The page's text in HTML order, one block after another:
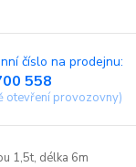
číslo na prodejnu:
558
otevření provozovny)
1,5t, délka 6m